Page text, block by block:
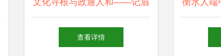
文化寻根与政通人和——记眉
山市政务服务管理局走进眉山
查看详情
衡水人端